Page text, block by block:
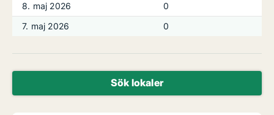
8. maj 2026
0
7. maj 2026
0
Sök lokaler